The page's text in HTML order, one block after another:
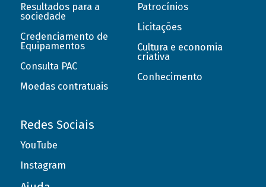
Resultados para a
sociedade
Credenciamento de
Equipamentos
Consulta PAC
Moedas contratuais
Patrocínios
Licitações
Cultura e economia
criativa
Conhecimento
Redes Sociais
YouTube
Instagram